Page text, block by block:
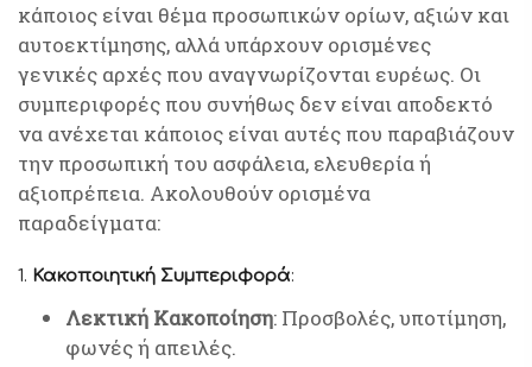
κάποιος είναι θέμα προσωπικών ορίων, αξιών και
αυτοεκτίμησης, αλλά υπάρχουν ορισμένες
γενικές αρχές που αναγνωρίζονται ευρέως. Οι
συμπεριφορές που συνήθως δεν είναι αποδεκτό
να ανέχεται κάποιος είναι αυτές που παραβιάζουν
την προσωπική του ασφάλεια, ελευθερία ή
αξιοπρέπεια. Ακολουθούν ορισμένα
παραδείγματα:
1. Κακοποιητική Συμπεριφορά:
Λεκτική Κακοποίηση: Προσβολές, υποτίμηση,
φωνές ή απειλές.